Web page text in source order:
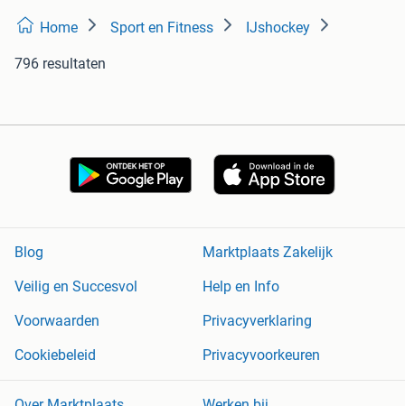
Home Sport en Fitness IJshockey
796 resultaten
Blog
Marktplaats Zakelijk
Veilig en Succesvol
Help en Info
Voorwaarden
Privacyverklaring
Cookiebeleid
Privacyvoorkeuren